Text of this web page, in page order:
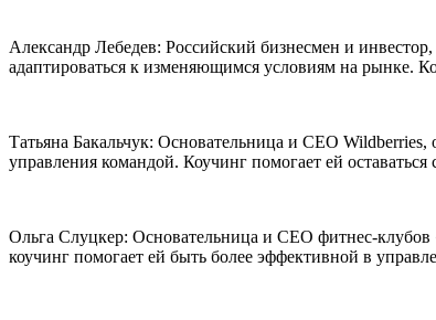
Александр Лебедев: Российский бизнесмен и
адаптироваться к изменяющимся условиям на рынке.
Татьяна Бакальчук: Основательница и CEO
управления командой. Коучинг помогает ей
Ольга Слуцкер: Основательница и CEO фитнес-клубов
коучинг помогает ей быть более эффективной в